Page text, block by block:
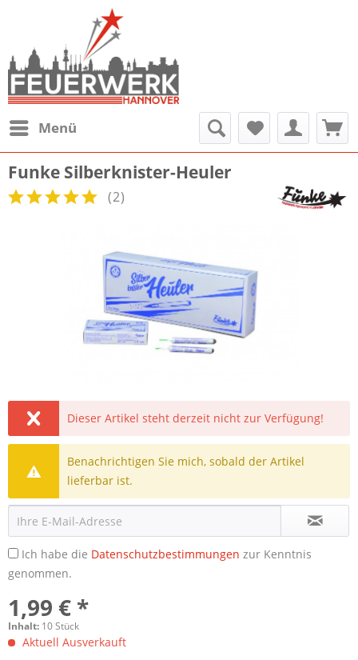
Menü
Funke Silberknister-Heuler
(2)
Dieser Artikel steht derzeit nicht zur Verfügung!
Benachrichtigen Sie mich, sobald der Artikel
lieferbar ist.
Ich habe die Datenschutzbestimmungen zur Kenntnis
genommen.
1,99 € *
Inhalt: 10 Stück
Aktuell Ausverkauft